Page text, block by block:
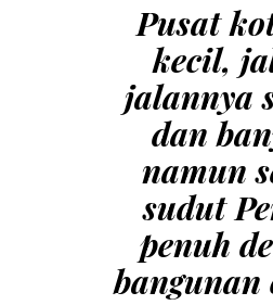
Pusat
kecil,
jalannya
dan
namun
sudut
penuh